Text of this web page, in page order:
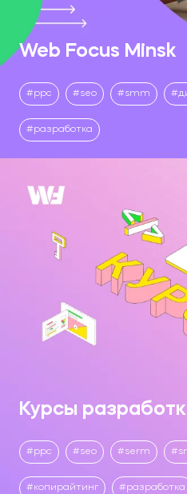
Web Focus Minsk
ppc seo smm
разработка
Курсы
ppc seo serm
копирайтинг разработка